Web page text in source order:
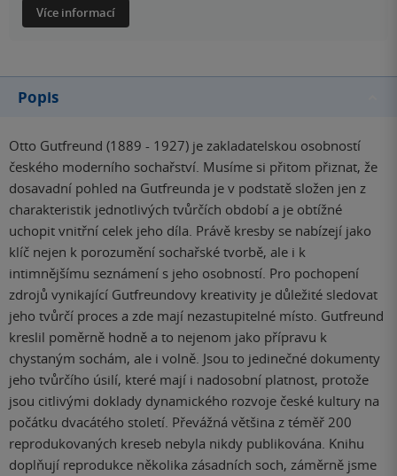
Více informací
Popis
Otto Gutfreund (1889 - 1927) je zakladatelskou osobností
českého moderního sochařství. Musíme si přitom přiznat, že
dosavadní pohled na Gutfreunda je v podstatě složen jen z
charakteristik jednotlivých tvůrčích období a je obtížné
uchopit vnitřní celek jeho díla. Právě kresby se nabízejí jako
klíč nejen k porozumění sochařské tvorbě, ale i k
intimnějšímu seznámení s jeho osobností. Pro pochopení
zdrojů vynikající Gutfreundovy kreativity je důležité sledovat
jeho tvůrčí proces a zde mají nezastupitelné místo. Gutfreund
kreslil poměrně hodně a to nejenom jako přípravu k
chystaným sochám, ale i volně. Jsou to jedinečné dokumenty
jeho tvůrčího úsilí, které mají i nadosobní platnost, protože
jsou citlivými doklady dynamického rozvoje české kultury na
počátku dvacátého století. Převážná většina z téměř 200
reprodukovaných kreseb nebyla nikdy publikována. Knihu
doplňují reprodukce několika zásadních soch, záměrně jsme